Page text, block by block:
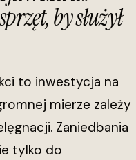
by służył
to inwestycja na
mierze zależy
Zaniedbania
tylko do